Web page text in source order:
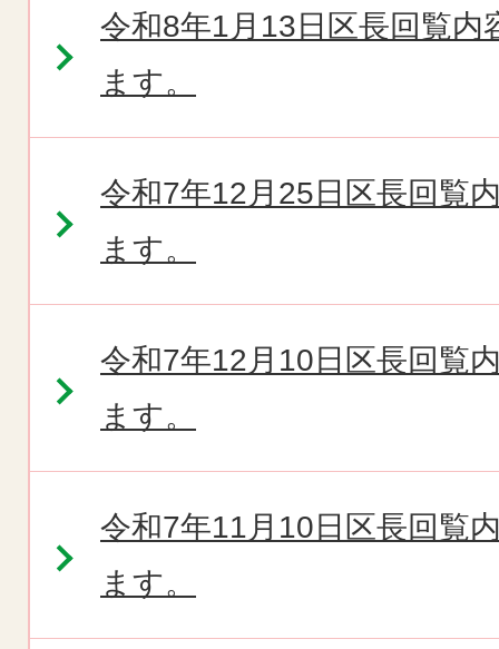
令和8年1月13日区長回覧
ます。
令和7年12月25日区長回覧
ます。
令和7年12月10日区長回覧
ます。
令和7年11月10日区長回覧
ます。